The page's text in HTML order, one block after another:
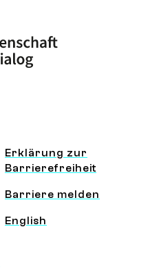
Information und Service
Erklärung zur
Barrierefreiheit
Barriere melden
English